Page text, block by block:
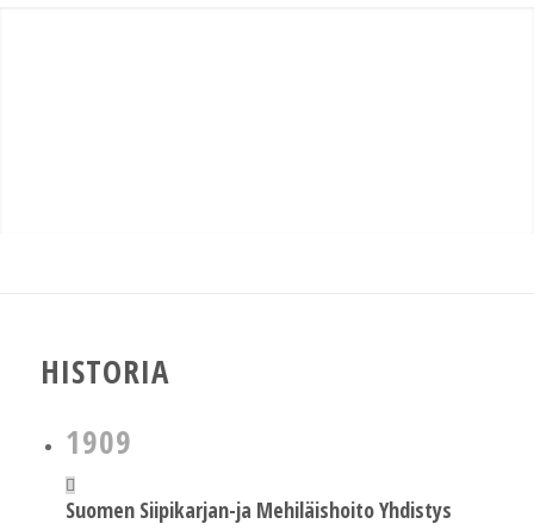
HISTORIA
1909
Suomen Siipikarjan-ja Mehiläishoito Yhdistys